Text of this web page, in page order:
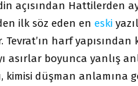
açısından Hattilerden
ilk söz eden en eski
Tevrat’ın harf
asırlar boyunca yanlış
kimisi düşman anlamına